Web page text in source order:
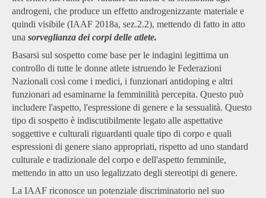
androgeni, che produce un effetto androgenizzante materiale e
quindi visibile (IAAF 2018a, sez.2.2), mettendo di fatto in atto
una sorveglianza dei corpi delle atlete.
Basarsi sul sospetto come base per le indagini legittima un
controllo di tutte le donne atlete istruendo le Federazioni
Nazionali così come i medici, i funzionari antidoping e altri
funzionari ad esaminarne la femminilità percepita. Questo può
includere l'aspetto, l'espressione di genere e la sessualità. Questo
tipo di sospetto è indiscutibilmente legato alle aspettative
soggettive e culturali riguardanti quale tipo di corpo e quali
espressioni di genere siano appropriati, rispetto ad uno standard
culturale e tradizionale del corpo e dell'aspetto femminile,
mettendo in atto un uso legalizzato degli stereotipi di genere.
La IAAF riconosce un potenziale discriminatorio nel suo